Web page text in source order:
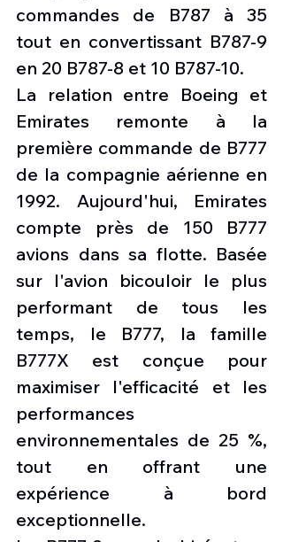
commandes de B787 à 35
tout en convertissant B787-9
en 20 B787-8 et 10 B787-10.
La relation entre Boeing et
Emirates remonte à la
première commande de B777
de la compagnie aérienne en
1992. Aujourd'hui, Emirates
compte près de 150 B777
avions dans sa flotte. Basée
sur l'avion bicouloir le plus
performant de tous les
temps, le B777, la famille
B777X est conçue pour
maximiser l'efficacité et les
performances
environnementales de 25 %,
tout en offrant une
expérience à bord
exceptionnelle.